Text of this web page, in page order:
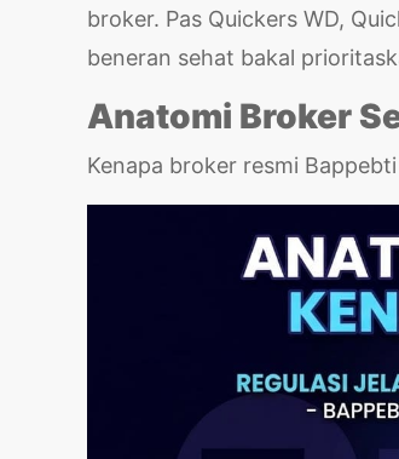
broker. Pas Quickers WD,
beneran sehat bakal
Anatomi Broker
Kenapa broker resmi